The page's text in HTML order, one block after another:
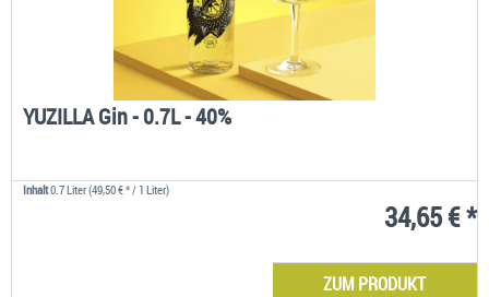
YUZILLA Gin - 0.7L - 40%
Inhalt0.7 Liter(49,50 € * / 1 Liter)
34,65 € *
ZUM PRODUKT